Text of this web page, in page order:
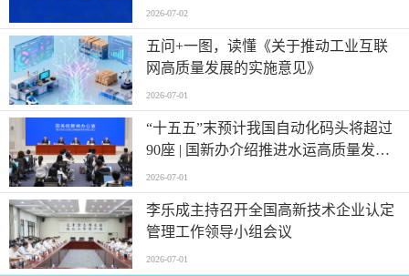
2026-07-02
五问+一图，读懂《关于推动工业互联
网高质量发展的实施意见》
2026-07-01
“十五五”末预计我国自动化码头将超过
90座 | 国新办介绍推进水运高质量发展
有关情况
2026-07-01
李乐成主持召开全国高新技术企业认定
管理工作领导小组会议
2026-07-01